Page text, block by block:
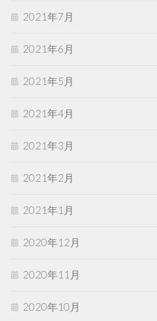
2021年7月
2021年6月
2021年5月
2021年4月
2021年3月
2021年2月
2021年1月
2020年12月
2020年11月
2020年10月